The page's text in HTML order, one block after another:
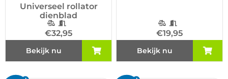
Universeel rollator
dienblad
€32,95
Bekijk nu
€19,95
Bekijk nu